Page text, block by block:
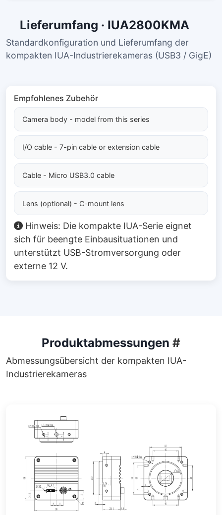
Lieferumfang · IUA2800KMA
Standardkonfiguration und Lieferumfang der
kompakten IUA-Industrierekameras (USB3 / GigE)
Empfohlenes Zubehör
Camera body - model from this series
I/O cable - 7-pin cable or extension cable
Cable - Micro USB3.0 cable
Lens (optional) - C-mount lens
Hinweis: Die kompakte IUA-Serie eignet
sich für beengte Einbausituationen und
unterstützt USB-Stromversorgung oder
externe 12 V.
Produktabmessungen #
Abmessungsübersicht der kompakten IUA-
Industrierekameras